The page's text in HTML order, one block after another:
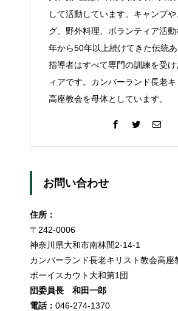
して活動しています。キャンプ
グ、野外料理、ボランティア活
年から50年以上続けてきた伝統あ
指導者はすべて専門の訓練を受
ィアです。カンバーランド長老
高座教会を母体としています。
お問い合わせ
住所：
〒242-0006
神奈川県大和市南林間2-14-1
カンバーランド長老キリスト教会高座
ボーイスカウト大和第1団
団委員長 和田一郎
電話： 046-274-1370